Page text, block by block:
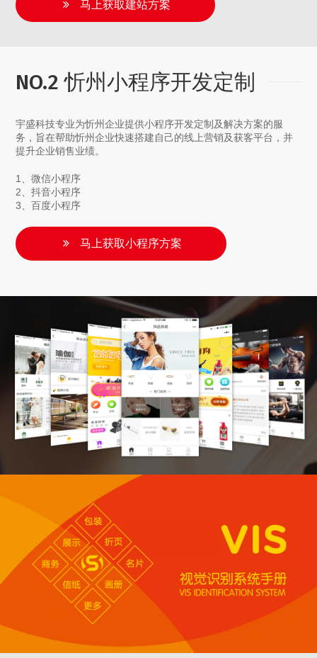
马上获取建站方案
NO.2 忻州小程序开发定制
宇盛科技专业为忻州企业提供小程序开发定制及解决方案的服
务，旨在帮助忻州企业快速搭建自己的线上营销及获客平台，并
提升企业销售业绩。
1、微信小程序
2、抖音小程序
3、百度小程序
马上获取小程序方案